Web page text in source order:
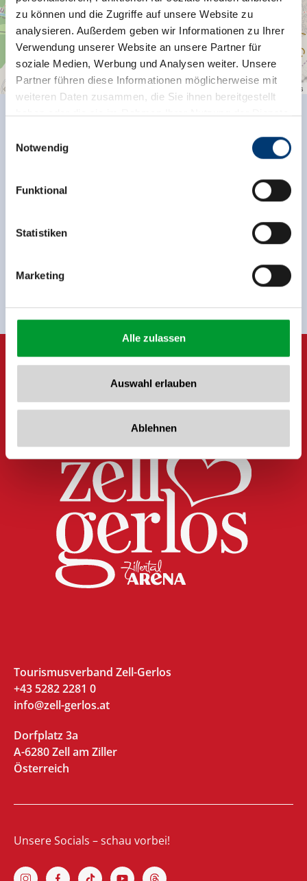
zu können und die Zugriffe auf unsere Website zu
analysieren. Außerdem geben wir Informationen zu Ihrer
Verwendung unserer Website an unsere Partner für
soziale Medien, Werbung und Analysen weiter. Unsere
Partner führen diese Informationen möglicherweise mit
weiteren Daten zusammen, die Sie ihnen bereitgestellt
haben oder die sie im Rahmen Ihrer Nutzung der Dienste
Rohr 23// A-6280 Zell am Ziller
www.zillertalarena.com
Notwendig
Funktional
Statistiken
Marketing
Alle zulassen
Auswahl erlauben
Ablehnen
| Map data © contributors
Tourismusverband Zell-Gerlos
+43 5282 2281 0
info@zell-gerlos.at
Dorfplatz 3a
A-6280 Zell am Ziller
Österreich
Unsere Socials – schau vorbei!